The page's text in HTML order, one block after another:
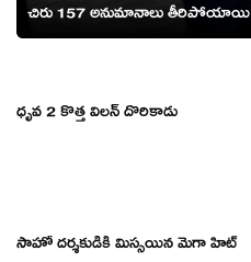
చిరు 157 అనుమానాలు తీరిపోయాయి
ధృవ 2 కొత్త విలన్ దొరికాడు
సాహో దర్శకుడికి మిస్సయిన మెగా హిట్